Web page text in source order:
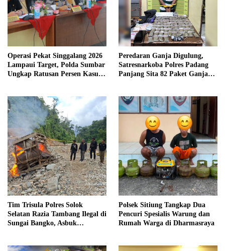
Operasi Pekat Singgalang 2026
Lampaui Target, Polda Sumbar
Ungkap Ratusan Persen Kasus
Peredaran Ganja Digulung,
Satresnarkoba Polres Padang
Panjang Sita 82 Paket Ganja
Tim Trisula Polres Solok
Selatan Razia Tambang Ilegal di
Sungai Bangko, Asbuk
Polsek Sitiung Tangkap Dua
Pencuri Spesialis Warung dan
Rumah Warga di Dharmasraya